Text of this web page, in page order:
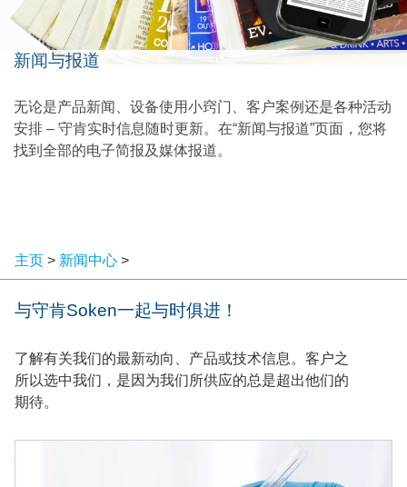
新闻与报道
无论是产品新闻、设备使用小窍门、客户案例还是各种活动
安排 – 守肯实时信息随时更新。在“新闻与报道”页面，您将
找到全部的电子简报及媒体报道。
主页 > 新闻中心 >
与守肯Soken一起与时俱进！
了解有关我们的最新动向、产品或技术信息。客户之
所以选中我们，是因为我们所供应的总是超出他们的
期待。